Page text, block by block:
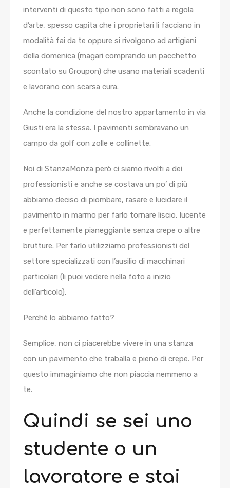
interventi di questo tipo non sono fatti a regola
d’arte, spesso capita che i proprietari li facciano in
modalità fai da te oppure si rivolgono ad artigiani
della domenica (magari comprando un pacchetto
scontato su Groupon) che usano materiali scadenti
e lavorano con scarsa cura.
Anche la condizione del nostro appartamento in via
Giusti era la stessa. I pavimenti sembravano un
campo da golf con zolle e collinette.
Noi di StanzaMonza però ci siamo rivolti a dei
professionisti e anche se costava un po’ di più
abbiamo deciso di piombare, rasare e lucidare il
pavimento in marmo per farlo tornare liscio, lucente
e perfettamente pianeggiante senza crepe o altre
brutture. Per farlo utilizziamo professionisti del
settore specializzati con l’ausilio di macchinari
particolari (li puoi vedere nella foto a inizio
dell’articolo).
Perché lo abbiamo fatto?
Semplice, non ci piacerebbe vivere in una stanza
con un pavimento che traballa e pieno di crepe. Per
questo immaginiamo che non piaccia nemmeno a
te.
Quindi se sei uno
studente o un
lavoratore e stai